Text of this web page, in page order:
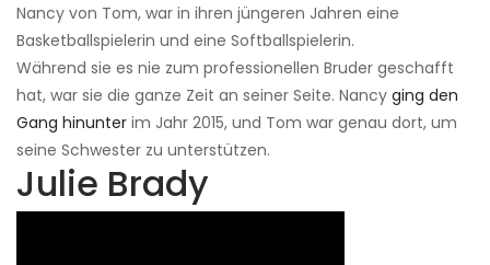
Nancy von Tom, war in ihren jüngeren Jahren eine
Basketballspielerin und eine Softballspielerin.
Während sie es nie zum professionellen Bruder geschafft
hat, war sie die ganze Zeit an seiner Seite. Nancy ging den
Gang hinunter im Jahr 2015, und Tom war genau dort, um
seine Schwester zu unterstützen.
Julie Brady